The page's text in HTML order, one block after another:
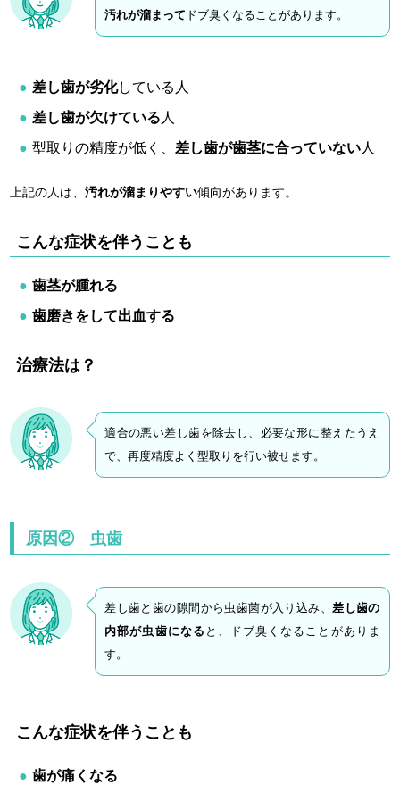
汚れが溜まって ドブ臭くなることがあります。
差し歯が劣化している人
差し歯が欠けている 人
型取りの精度が低く、 差し歯が歯茎に合っていない人
上記の人は、汚れが溜まりやすい傾向があります。
こんな症状を伴うことも
歯茎が腫れる
歯磨きをして出血する
治療法は？
適合の悪い差し歯を除去し、必要な形に整えたうえ
で、再度精度よく型取りを行い被せます。
原因② 虫歯
差し歯と歯の隙間から虫歯菌が入り込み、差し歯の
内部が虫歯になる と、ドブ臭くなることがありま
す。
こんな症状を伴うことも
歯が痛くなる